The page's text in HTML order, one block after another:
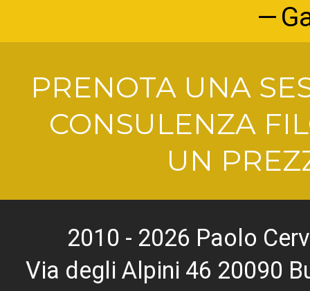
PRENOTA UNA
CONSULENZA
UN
2010 - 2026 Paolo
Via degli Alpini 46 20090